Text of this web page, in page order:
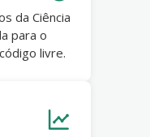
da Ciência
para o
livre.